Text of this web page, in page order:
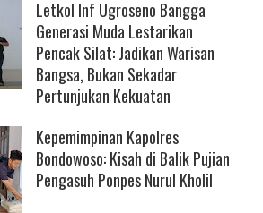
Letkol Inf Ugroseno Bangga
Generasi Muda Lestarikan
Pencak Silat: Jadikan Warisan
Bangsa, Bukan Sekadar
Pertunjukan Kekuatan
Kepemimpinan Kapolres
Bondowoso: Kisah di Balik Pujian
Pengasuh Ponpes Nurul Kholil